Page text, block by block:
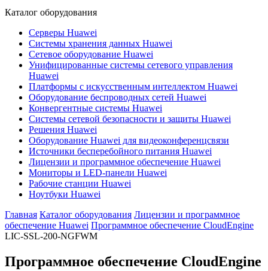
Каталог оборудования
Серверы Huawei
Системы хранения данных Huawei
Сетевое оборудование Huawei
Унифицированные системы сетевого управления
Huawei
Платформы с искусственным интеллектом Huawei
Оборудование беспроводных сетей Huawei
Конвергентные системы Huawei
Системы сетевой безопасности и защиты Huawei
Решения Huawei
Оборудование Huawei для видеоконференцсвязи
Источники бесперебойного питания Huawei
Лицензии и программное обеспечение Huawei
Мониторы и LED-панели Huawei
Рабочие станции Huawei
Ноутбуки Huawei
Главная Каталог оборудования Лицензии и программное
обеспечение Huawei Программное обеспечение CloudEngine
LIC-SSL-200-NGFWM
Программное обеспечение CloudEngine